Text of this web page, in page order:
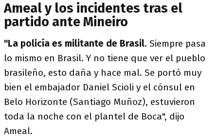
Ameal y los incidentes tras el
partido ante Mineiro
"La policía es militante de Brasil. Siempre pasa
lo mismo en Brasil. Y no tiene que ver el pueblo
brasileño, esto daña y hace mal. Se portó muy
bien el embajador Daniel Scioli y el cónsul en
Belo Horizonte (Santiago Muñoz), estuvieron
toda la noche con el plantel de Boca", dijo
Ameal.